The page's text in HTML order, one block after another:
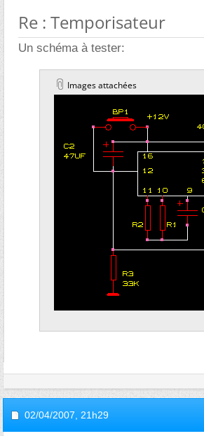
Re : Temporisateur
Un schéma à tester:
Images attachées
02/04/2007, 21h29